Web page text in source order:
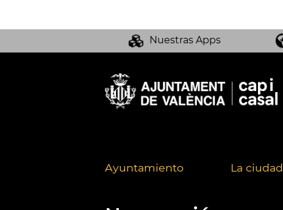
Nuestras Apps
Ayuntamiento La ciudad